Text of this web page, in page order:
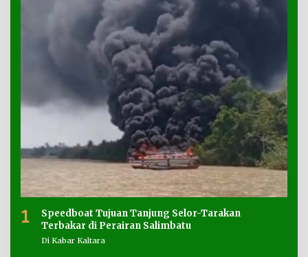
1
Speedboat Tujuan Tanjung Selor-Tarakan
Terbakar di Perairan Salimbatu
Di Kabar Kaltara